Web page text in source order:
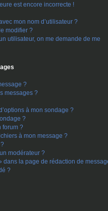
est encore incorrecte !
mon nom d’utilisateur ?
modifier ?
utilisateur, on me demande de me
?
messages ?
à mon sondage ?
?
forum ?
à mon message ?
modérateur ?
dans la page de rédaction de
?